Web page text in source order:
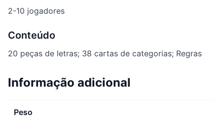
2-10 jogadores
Conteúdo
20 peças de letras; 38 cartas de categorias; Regras
Informação adicional
Peso